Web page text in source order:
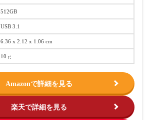
512GB
USB 3.1
‎6.36 x 2.12 x 1.06 cm
10 g
Amazonで詳細を見る
楽天で詳細を見る